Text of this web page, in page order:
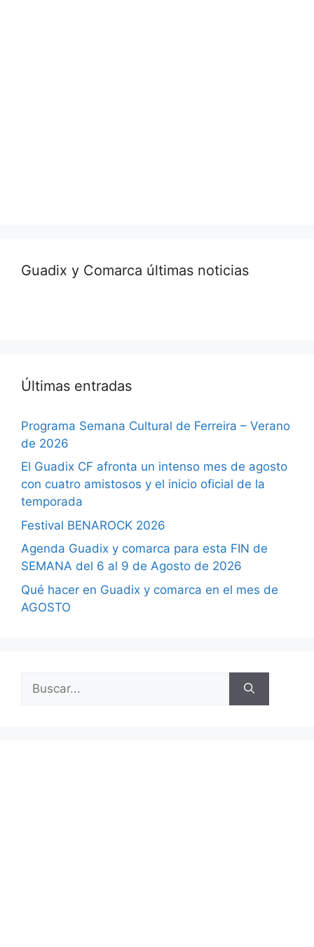
Guadix y Comarca últimas noticias
Últimas entradas
Programa Semana Cultural de Ferreira – Verano
de 2026
El Guadix CF afronta un intenso mes de agosto
con cuatro amistosos y el inicio oficial de la
temporada
Festival BENAROCK 2026
Agenda Guadix y comarca para esta FIN de
SEMANA del 6 al 9 de Agosto de 2026
Qué hacer en Guadix y comarca en el mes de
AGOSTO